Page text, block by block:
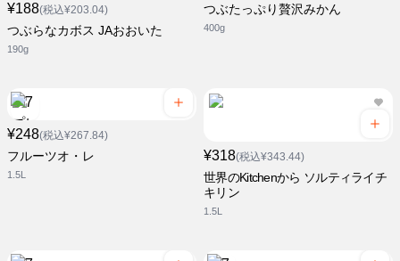
¥188(税込¥203.04)
つぶらなカボス JAおおいた
190g
つぶたっぷり贅沢みかん
400g
¥248(税込¥267.84)
フルーツオ・レ
1.5L
¥318(税込¥343.44)
世界のKitchenから ソルティライチ
キリン
1.5L